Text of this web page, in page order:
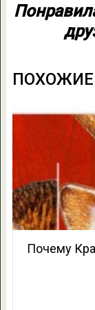
ПОХОЖИЕ
Почему